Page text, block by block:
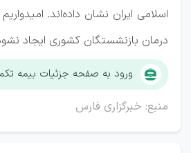
اسلامی ایران نشان داده‌اند.
درمان بازنشستگان کشوری ایجاد
ورود به صفحه جزئیات بیمه
منبع: خبرگزاری فارس